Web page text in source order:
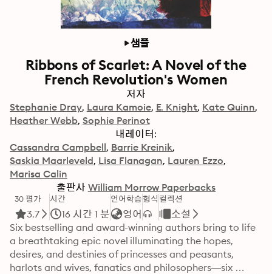
샘플
Ribbons of Scarlet: A Novel of the
French Revolution's Women
저자
Stephanie Dray Laura Kamoie E. Knight Kate Quinn
Heather Webb Sophie Perinot
내레이터:
Cassandra Campbell Barrie Kreinik
Saskia Maarleveld Lisa Flanagan Lauren Ezzo
Marisa Calin
출판사 William Morrow Paperbacks
30 평가
3.7
시간
16 시간 1 분
언어학습
영어
형식 컬렉션
소설
Six bestselling and award-winning authors bring to life
a breathtaking epic novel illuminating the hopes,
desires, and destinies of princesses and peasants,
harlots and wives, fanatics and philosophers—six